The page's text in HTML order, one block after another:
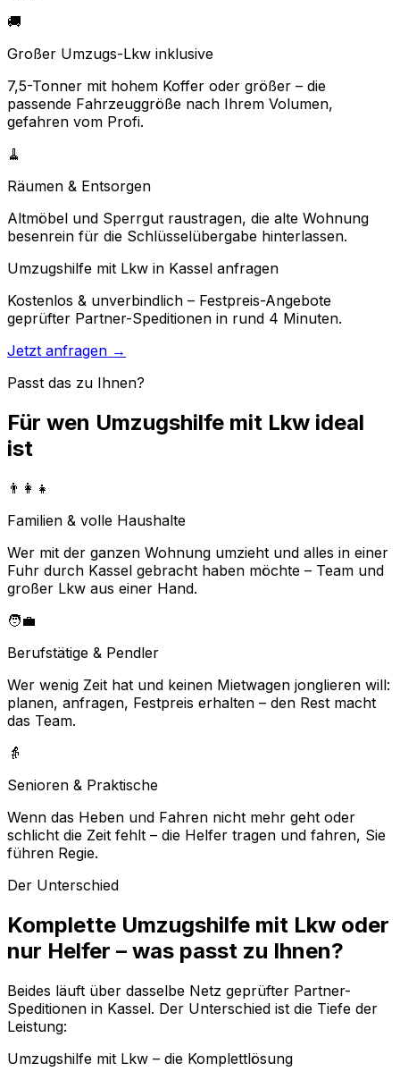
🚚
Großer Umzugs-Lkw inklusive
7,5-Tonner mit hohem Koffer oder größer – die
passende Fahrzeuggröße nach Ihrem Volumen,
gefahren vom Profi.
🧹
Räumen & Entsorgen
Altmöbel und Sperrgut raustragen, die alte Wohnung
besenrein für die Schlüsselübergabe hinterlassen.
Umzugshilfe mit Lkw in Kassel anfragen
Kostenlos & unverbindlich – Festpreis-Angebote
geprüfter Partner-Speditionen in rund 4 Minuten.
Jetzt anfragen →
Passt das zu Ihnen?
Für wen Umzugshilfe mit Lkw ideal
ist
👨‍👩‍👧
Familien & volle Haushalte
Wer mit der ganzen Wohnung umzieht und alles in einer
Fuhr durch Kassel gebracht haben möchte – Team und
großer Lkw aus einer Hand.
🧑‍💼
Berufstätige & Pendler
Wer wenig Zeit hat und keinen Mietwagen jonglieren will:
planen, anfragen, Festpreis erhalten – den Rest macht
das Team.
👵
Senioren & Praktische
Wenn das Heben und Fahren nicht mehr geht oder
schlicht die Zeit fehlt – die Helfer tragen und fahren, Sie
führen Regie.
Der Unterschied
Komplette Umzugshilfe mit Lkw oder
nur Helfer – was passt zu Ihnen?
Beides läuft über dasselbe Netz geprüfter Partner-
Speditionen in Kassel. Der Unterschied ist die Tiefe der
Leistung:
Umzugshilfe mit Lkw – die Komplettlösung